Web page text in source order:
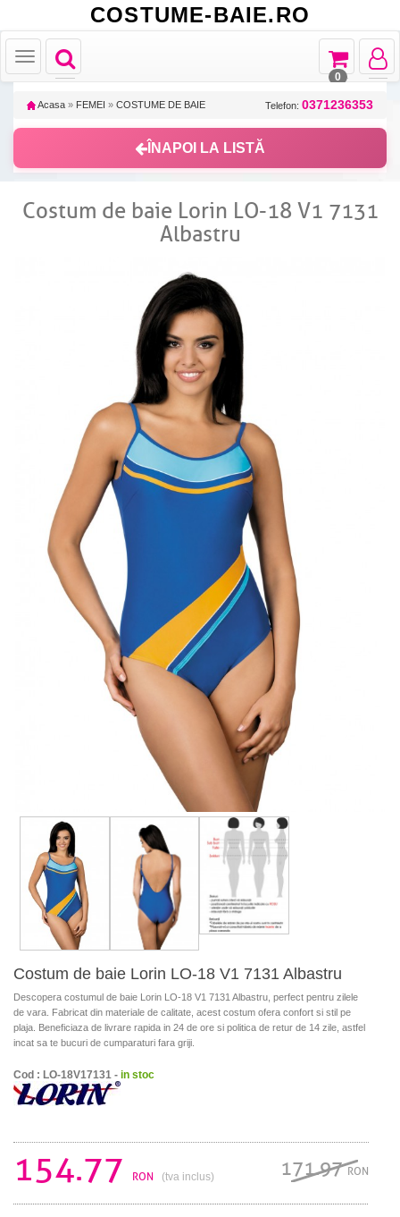
COSTUME-BAIE.RO
Toggle
navigation
Toggle
navigation
Toggle
Toggle
navigation
0
Acasa » FEMEI » COSTUME DE BAIE Telefon: 0371236353
ÎNAPOI LA LISTĂ
Costum de baie Lorin LO-18 V1 7131
Albastru
Costum de baie Lorin LO-18 V1 7131 Albastru
Descopera costumul de baie Lorin LO-18 V1 7131 Albastru, perfect pentru zilele
de vara. Fabricat din materiale de calitate, acest costum ofera confort si stil pe
plaja. Beneficiaza de livrare rapida in 24 de ore si politica de retur de 14 zile, astfel
incat sa te bucuri de cumparaturi fara griji.
Cod : LO-18V17131 - in stoc
154.77 RON (tva inclus) 171.97RON